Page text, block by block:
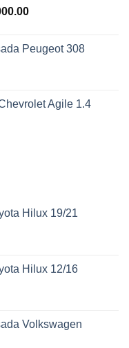
El
es:
Peugeot 308
Agile 1.4
Hilux 19/21
Hilux 12/16
Volkswagen